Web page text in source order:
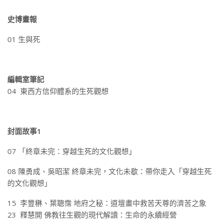
史博畫報
01 生與死
編輯室筆記
04 東西方信仰體系的生死觀想
封面故事1
07 「終章未完：穿越生死的文化觀想」
08 陳勇成、吳昭潔 終章未完，文化未歇：帶你走入「穿越生死
的文化觀想」
15 李豐楙、葉聰霈 地府之秘：道壇畫中救苦天尊的濟苦之象
23 釋慧開 佛教往生觀的現代解讀：生命的永續經營